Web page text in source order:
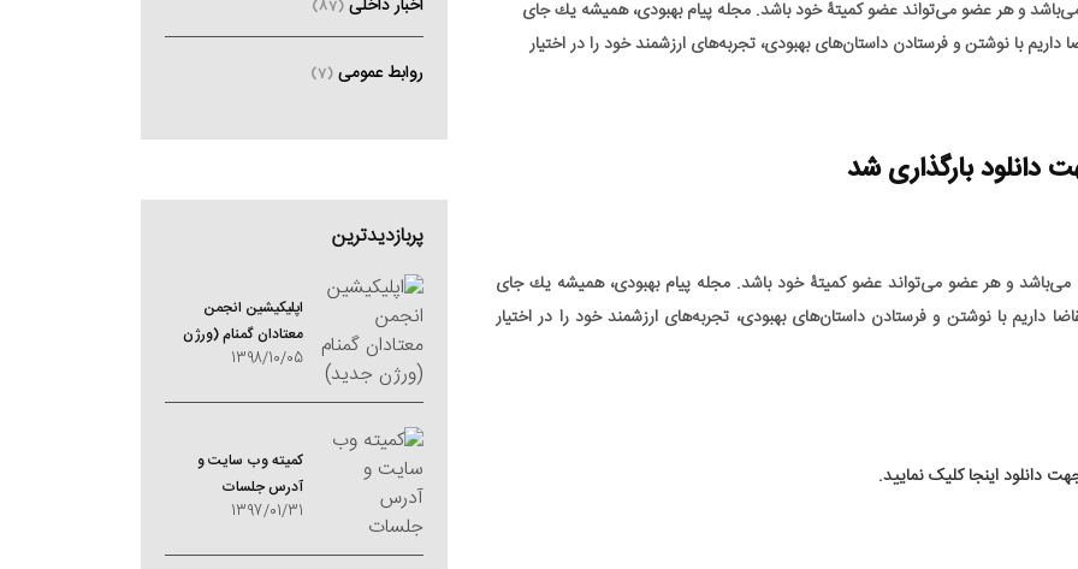
و هر عضو می‌تواند عضو کمیتۀ خود باشد. مجله پيام بهبودی، هميشه يك جای
با نوشتن و فرستادن داستان‌های بهبودی، تجربه‌های ارزشمند خود را در اختیار
می‌باشد و هر عضو می‌تواند عضو کمیتۀ خود باشد. مجله پيام بهبودی، هميشه يك جای
داریم با نوشتن و فرستادن داستان‌های بهبودی، تجربه‌های ارزشمند خود را در اختیار
دانلود اینجا کلیک نمایید.
اخبار داخلی (87)
روابط عمومی (7)
پربازدیدترین
اپلیکیشین انجمن
معتادان گمنام (ورژن
جدید)
1398/10/05
کمیته وب سایت و
آدرس جلسات
1397/01/31